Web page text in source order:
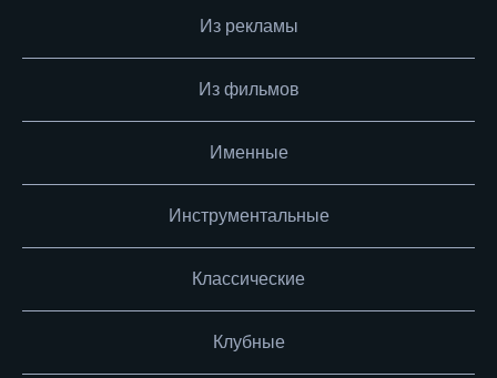
Из рекламы
Из фильмов
Именные
Инструментальные
Классические
Клубные